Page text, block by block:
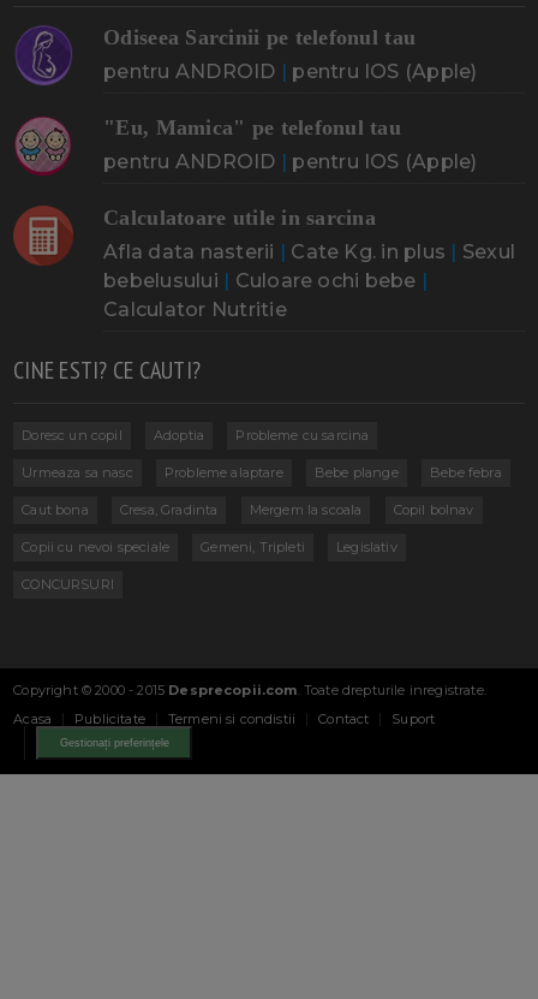
Odiseea Sarcinii pe telefonul tau
pentru ANDROID | pentru IOS (Apple)
"Eu, Mamica" pe telefonul tau
pentru ANDROID | pentru IOS (Apple)
Calculatoare utile in sarcina
Afla data nasterii | Cate Kg. in plus | Sexul
bebelusului | Culoare ochi bebe |
Calculator Nutritie
CINE ESTI? CE CAUTI?
Doresc un copil Adoptia Probleme cu sarcina
Urmeaza sa nasc Probleme alaptare Bebe plange Bebe febra
Caut bona Cresa, Gradinta Mergem la scoala Copil bolnav
Copii cu nevoi speciale Gemeni, Tripleti Legislativ
CONCURSURI
Copyright © 2000 - 2015 Desprecopii.com. Toate drepturile inregistrate.
Acasa
Publicitate Termeni si condistii Contact Suport
Gestionați preferințele